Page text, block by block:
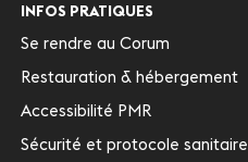
INFOS PRATIQUES
Se rendre au Corum
Restauration & hébergement
Accessibilité PMR
Sécurité et protocole sanitaire